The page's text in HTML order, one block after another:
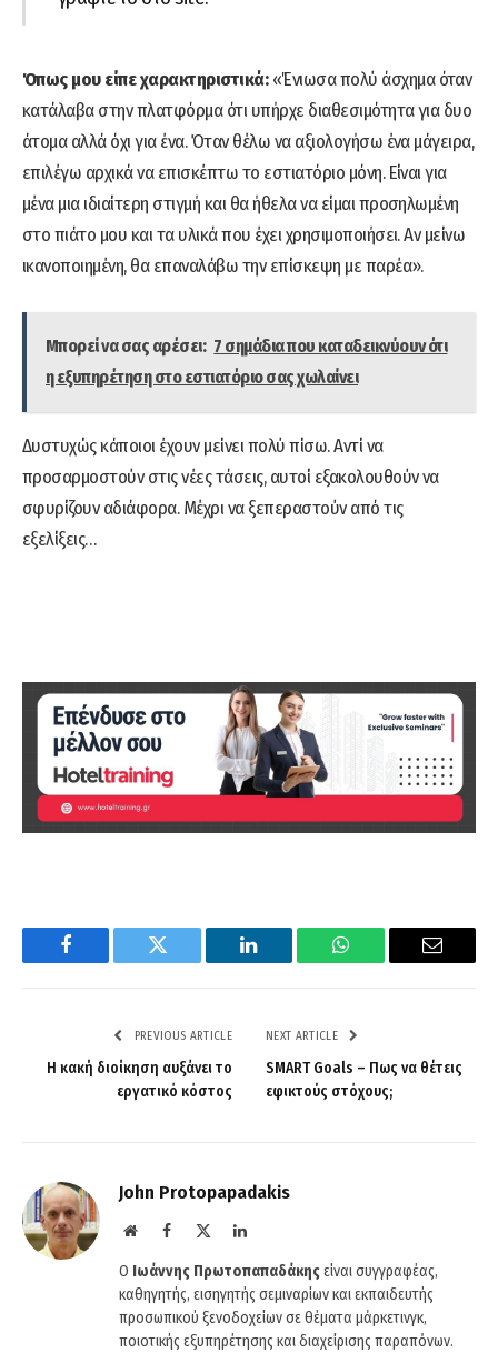
Όπως μου είπε χαρακτηριστικά:«Ένιωσα πολύ άσχημα όταν
κατάλαβα στην πλατφόρμα ότι υπήρχε διαθεσιμότητα για δυο
άτομα αλλά όχι για ένα. Όταν θέλω να αξιολογήσω ένα μάγειρα,
επιλέγω αρχικά να επισκέπτω το εστιατόριο μόνη. Είναι για
μένα μια ιδιαίτερη στιγμή και θα ήθελα να είμαι προσηλωμένη
στο πιάτο μου και τα υλικά που έχει χρησιμοποιήσει. Αν μείνω
ικανοποιημένη, θα επαναλάβω την επίσκεψη με παρέα».
Μπορεί να σας αρέσει: 7 σημάδια που καταδεικνύουν ότι
η εξυπηρέτηση στο εστιατόριο σας χωλαίνει
Δυστυχώς κάποιοι έχουν μείνει πολύ πίσω. Αντί να
προσαρμοστούν στις νέες τάσεις, αυτοί εξακολουθούν να
σφυρίζουν αδιάφορα. Μέχρι να ξεπεραστούν από τις
εξελίξεις…
Facebook Twitter LinkedIn WhatsApp Email
PREVIOUS ARTICLE
Η κακή διοίκηση αυξάνει το
εργατικό κόστος
NEXT ARTICLE
SMART Goals – Πως να θέτεις
εφικτούς στόχους;
John Protopapadakis
WebsiteFacebook LinkedIn
O Ιωάννης Πρωτοπαπαδάκηςείναι συγγραφέας,
καθηγητής, εισηγητής σεμιναρίων και εκπαιδευτής
προσωπικού ξενοδοχείων σε θέματα μάρκετινγκ,
ποιοτικής εξυπηρέτησης και διαχείρισης παραπόνων.